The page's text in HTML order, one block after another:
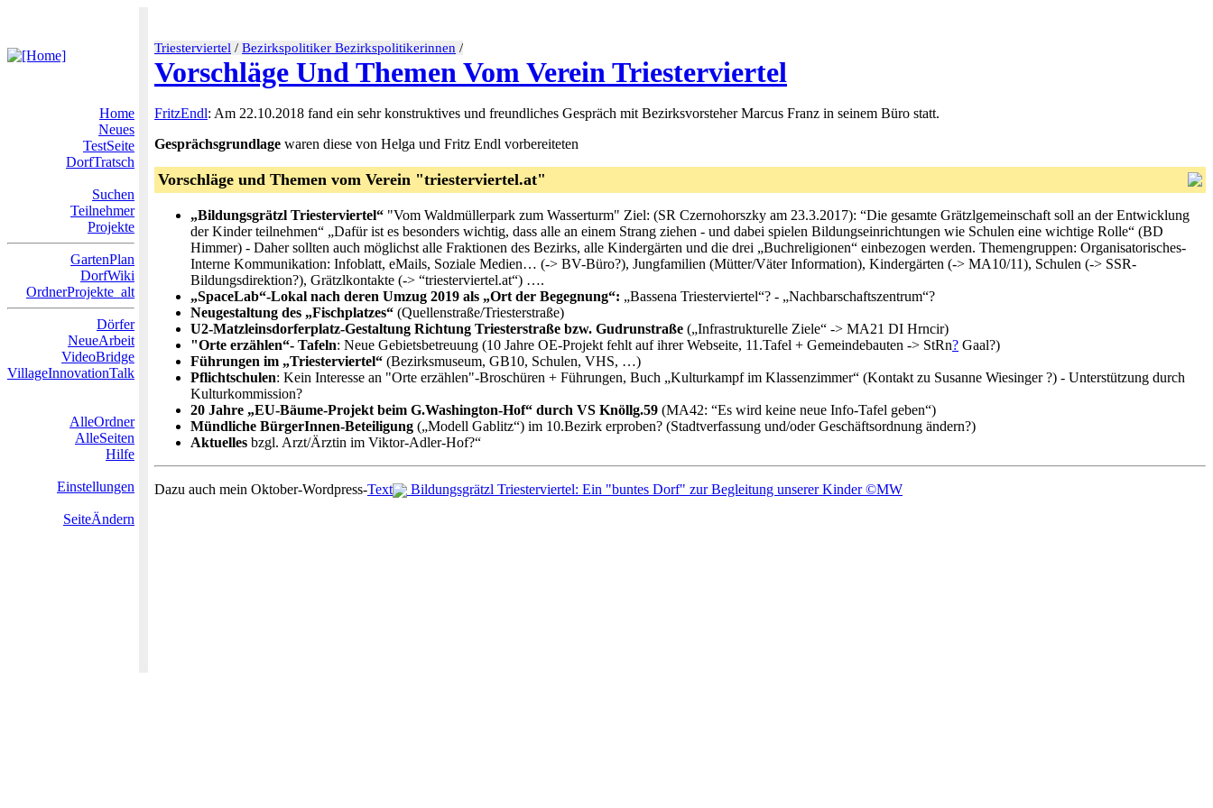
Triesterviertel / Bezirkspolitiker Bezirkspolitikerinnen /
Vorschläge Und Themen Vom Verein Triesterviertel
Home
Neues
TestSeite
DorfTratsch
Suchen
Teilnehmer
Projekte
GartenPlan
DorfWiki
OrdnerProjekte_alt
Dörfer
NeueArbeit
VideoBridge
VillageInnovationTalk
AlleOrdner
AlleSeiten
Hilfe
Einstellungen
SeiteÄndern
FritzEndl: Am 22.10.2018 fand ein sehr konstruktives und freundliches Gespräch mit Bezirksvorsteher Marcus Franz in seinem Büro statt.
Gesprächsgrundlage waren diese von Helga und Fritz Endl vorbereiteten
Vorschläge und Themen vom Verein "triesterviertel.at"
„Bildungsgrätzl Triesterviertel“ "Vom Waldmüllerpark zum Wasserturm" Ziel: (SR Czernohorszky am 23.3.2017): “Die gesamte Grätzlgemeinschaft soll an der Entwicklung
der Kinder teilnehmen“ „Dafür ist es besonders wichtig, dass alle an einem Strang ziehen - und dabei spielen Bildungseinrichtungen wie Schulen eine wichtige Rolle“ (BD
Himmer) - Daher sollten auch möglichst alle Fraktionen des Bezirks, alle Kindergärten und die drei „Buchreligionen“ einbezogen werden. Themengruppen: Organisatorisches-
Interne Kommunikation: Infoblatt, eMails, Soziale Medien… (-> BV-Büro?), Jungfamilien (Mütter/Väter Information), Kindergärten (-> MA10/11), Schulen (-> SSR-
Bildungsdirektion?), Grätzlkontakte (-> “triesterviertel.at“) ….
„SpaceLab“-Lokal nach deren Umzug 2019 als „Ort der Begegnung“: „Bassena Triesterviertel“? - „Nachbarschaftszentrum“?
Neugestaltung des „Fischplatzes“ (Quellenstraße/Triesterstraße)
U2-Matzleinsdorferplatz-Gestaltung Richtung Triesterstraße bzw. Gudrunstraße („Infrastrukturelle Ziele“ -> MA21 DI Hrncir)
"Orte erzählen“- Tafeln: Neue Gebietsbetreuung (10 Jahre OE-Projekt fehlt auf ihrer Webseite, 11.Tafel + Gemeindebauten -> StRn? Gaal?)
Führungen im „Triesterviertel“ (Bezirksmuseum, GB10, Schulen, VHS, …)
Pflichtschulen: Kein Interesse an "Orte erzählen"-Broschüren + Führungen, Buch „Kulturkampf im Klassenzimmer“ (Kontakt zu Susanne Wiesinger ?) - Unterstützung durch
Kulturkommission?
20 Jahre „EU-Bäume-Projekt beim G.Washington-Hof“ durch VS Knöllg.59 (MA42: “Es wird keine neue Info-Tafel geben“)
Mündliche BürgerInnen-Beteiligung („Modell Gablitz“) im 10.Bezirk erproben? (Stadtverfassung und/oder Geschäftsordnung ändern?)
Aktuelles bzgl. Arzt/Ärztin im Viktor-Adler-Hof?“
Dazu auch mein Oktober-Wordpress-Text Bildungsgrätzl Triesterviertel: Ein "buntes Dorf" zur Begleitung unserer Kinder ©MW